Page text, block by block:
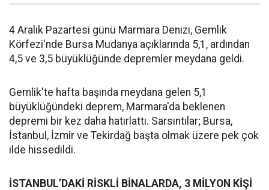
4 Aralık Pazartesi günü Marmara Denizi, Gemlik
Körfezi'nde Bursa Mudanya açıklarında 5,1, ardından
4,5 ve 3,5 büyüklüğünde depremler meydana geldi.
Gemlik'te hafta başında meydana gelen 5,1
büyüklüğündeki deprem, Marmara'da beklenen
depremi bir kez daha hatırlattı. Sarsıntılar; Bursa,
İstanbul, İzmir ve Tekirdağ başta olmak üzere pek çok
ilde hissedildi.
İSTANBUL’DAKİ RİSKLİ BİNALARDA, 3 MİLYON KİŞİ